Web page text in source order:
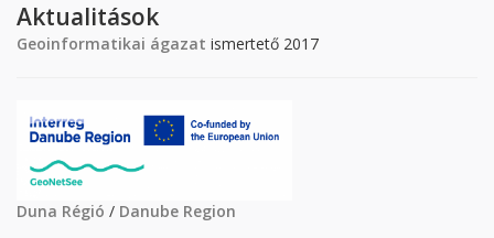
Aktualitások
Geoinformatikai ágazat ismertető 2017
Duna Régió / Danube Region